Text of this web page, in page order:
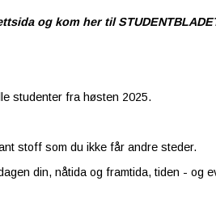
og kom her til
studenter fra høsten 2025.
stoff som du ikke får andre steder.
din, nåtida og framtida, tiden - og